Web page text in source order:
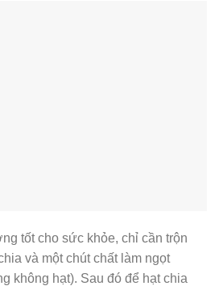
tốt cho sức khỏe, chỉ cần trộn
và một chút chất làm ngọt
không hạt). Sau đó để hạt chia